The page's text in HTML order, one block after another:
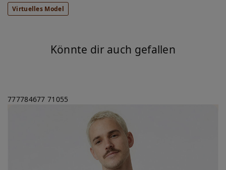
Virtuelles Model
Könnte dir auch gefallen
777784677 71055